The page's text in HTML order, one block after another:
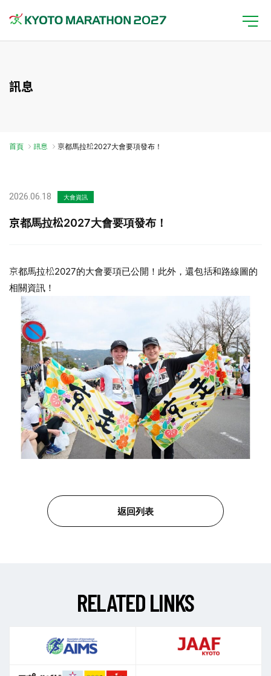
訊息
首頁 訊息 京都馬拉松2027大會要項發布！
2026.06.18 大會資訊
京都馬拉松2027大會要項發布！
京都馬拉松2027的大會要項已公開！此外，還包括和路線圖的
相關資訊！
返回列表
RELATEDLINKS